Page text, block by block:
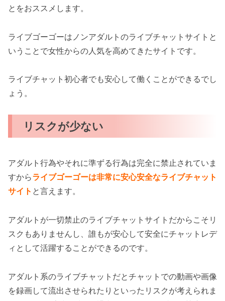
とをおススメします。
ライブゴーゴーはノンアダルトのライブチャットサイトと
いうことで女性からの人気を高めてきたサイトです。
ライブチャット初心者でも安心して働くことができるでし
ょう。
リスクが少ない
アダルト行為やそれに準ずる行為は完全に禁止されていま
すからライブゴーゴーは非常に安心安全なライブチャット
サイト と言えます。
アダルトが一切禁止のライブチャットサイトだからこそリ
スクもありませんし、誰もが安心して安全にチャットレデ
ィとして活躍することができるのです。
アダルト系のライブチャットだとチャットでの動画や画像
を録画して流出させられたりといったリスクが考えられま